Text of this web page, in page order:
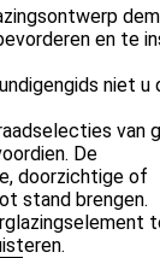
en te
niet u
van
De
doorzichtige of
stand brengen.